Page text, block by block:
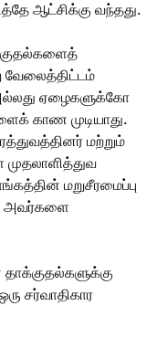
ஆட்சிக்கு வந்தது.
வேலைத்திட்டம்
ஏழைகளுக்கோ
காண முடியாது.
மற்றும்
மறுசீரமைப்பு
அவர்களை
சர்வாதிகார